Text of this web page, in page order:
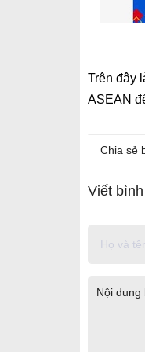
Trên đây
ASEAN
Chia sẻ
Viết